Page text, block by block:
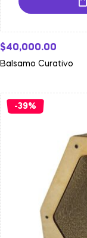
$40,000.00
Balsamo Curativo
-39%